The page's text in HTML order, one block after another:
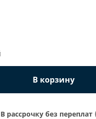
В корзину
В рассрочку без переплат